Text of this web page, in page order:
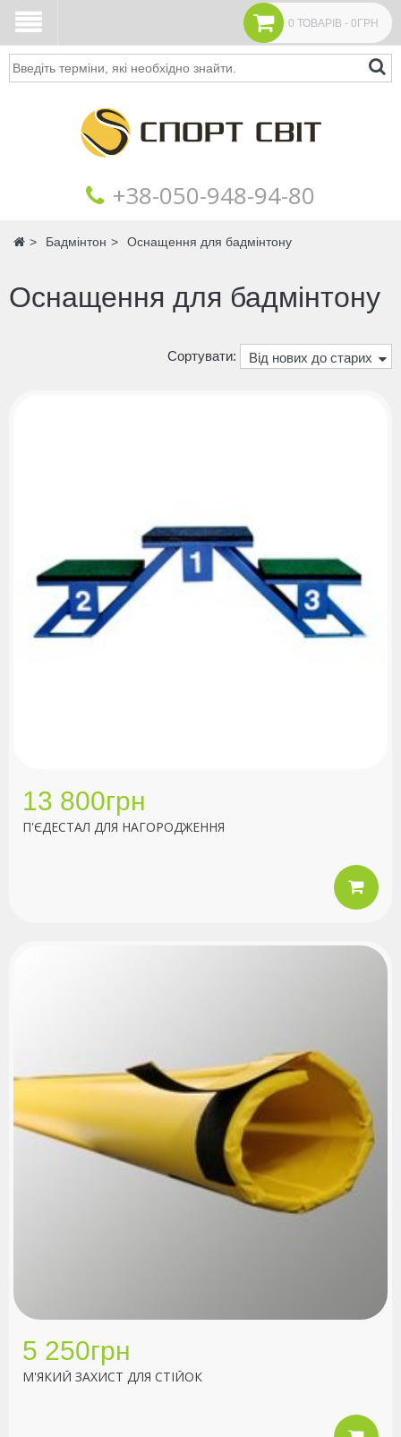
0 ТОВАРІВ - 0ГРН
Пошук
+38‎‎-050-948-94-80
Головна
Бадмінтон Оснащення для бадмінтону
Оснащення для бадмінтону
Сортувати:
Від нових до старих
13 800грн
П'ЄДЕСТАЛ ДЛЯ НАГОРОДЖЕННЯ
5 250грн
М'ЯКИЙ ЗАХИСТ ДЛЯ СТІЙОК